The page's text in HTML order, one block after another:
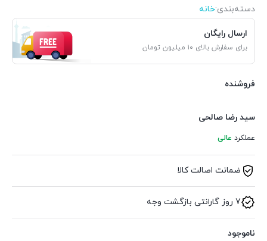
دسته‌بندی‌:خانه
ارسال رایگان
برای سفارش بالای ۱۰ میلیون تومان
فروشنده
سید رضا صالحی
عملکرد عالی
ضمانت اصالت کالا
7 روز گارانتی بازگشت وجه
ناموجود